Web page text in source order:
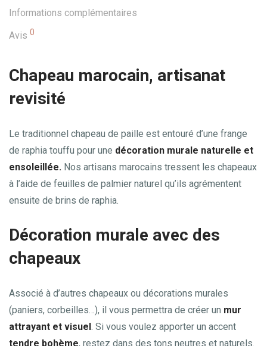
Informations complémentaires
Avis 0
Chapeau marocain, artisanat
revisité
Le traditionnel chapeau de paille est entouré d’une frange
de raphia touffu pour une décoration murale naturelle et
ensoleillée. Nos artisans marocains tressent les chapeaux
à l’aide de feuilles de palmier naturel qu’ils agrémentent
ensuite de brins de raphia.
Décoration murale avec des
chapeaux
Associé à d’autres chapeaux ou décorations murales
(paniers, corbeilles…), il vous permettra de créer un mur
attrayant et visuel . Si vous voulez apporter un accent
tendre bohème, restez dans des tons neutres et naturels.